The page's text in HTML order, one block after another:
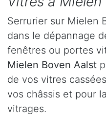
Serrurier sur Mielen
dans le dépannage
fenêtres ou portes
Mielen Boven Aalst
de vos vitres
vos châssis et pour
vitrages.